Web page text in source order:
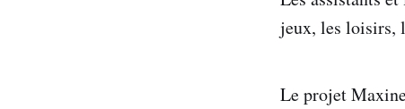
jeux, les loisirs,
Le projet